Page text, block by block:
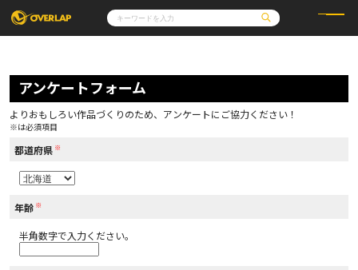
コミック
コミックガルド
コミッククリエ
LiQulle
ラブパルフェ
ライトノベル
ロサージュノベルス
その他
コミックエッセイ
通販・NEWS
OVERLAP STORE
アクセス
オーバーラップホールディングス
アンケートフォーム
よりおもしろい作品づくりのため、アンケートにご協力ください！
※は必須項目
都道府県 ※
年齢 ※
半角数字で入力ください。